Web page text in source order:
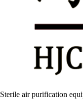
Sterile air purification